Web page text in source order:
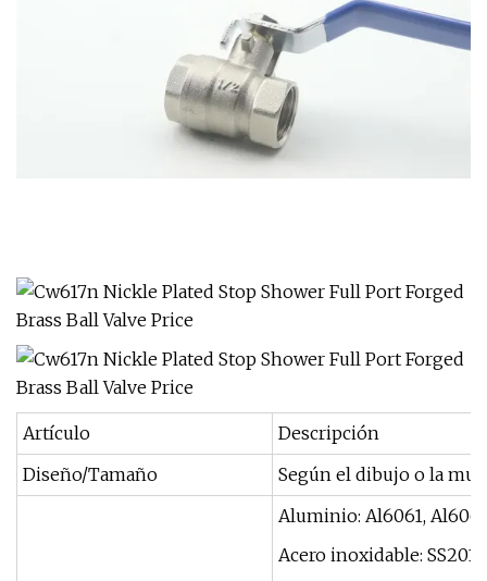
Artículo
Descripción
Diseño/Tamaño
Según el dibujo o la
Aluminio: Al6061,
Acero inoxidable: SS201,